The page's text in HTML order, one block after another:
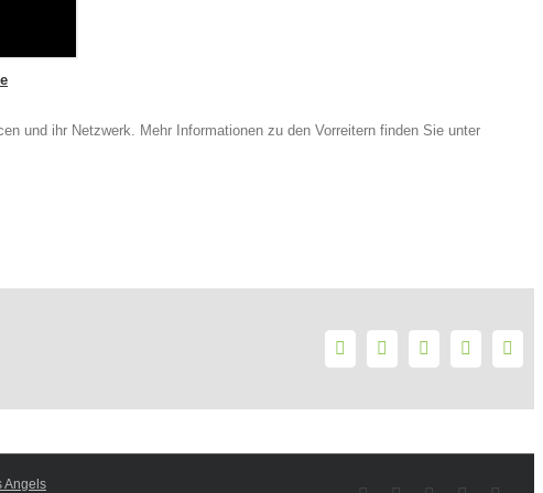
und ihr Netzwerk. Mehr Informationen zu den Vorreitern finden Sie unter
FacebookTwitter LinkedIn
Mail
Angels